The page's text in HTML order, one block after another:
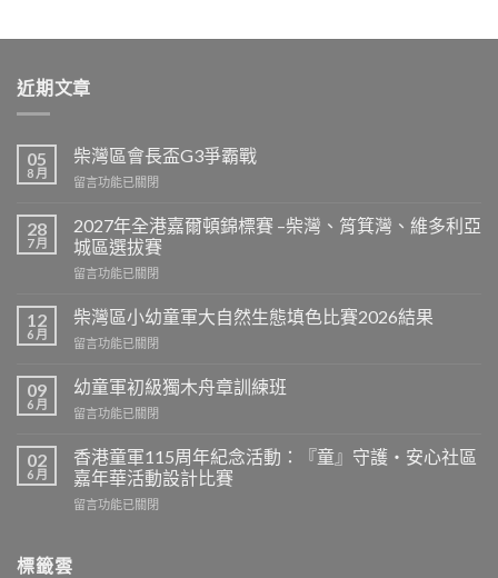
近期文章
05
8 月
柴灣區會長盃G3爭霸戰
在
灣
區
會
長
G3
霸
中
留言功能已關閉
28
7 月
2027年全港嘉爾頓錦標賽 –柴灣、筲箕灣、維多利亞
城區選拔賽
在
年
全
港
爾
頓
錦
賽
–
柴
留言功能已關閉
12
6 月
柴灣區小幼童軍大自然生態填色比賽2026結果
在
灣
區
小
童
軍
自
留言功能已關閉
09
6 月
幼童軍初級獨木舟章訓練班
在
童
軍
初
級
留言功能已關閉
02
6 月
香港童軍115周年紀念活動：『童』守護‧安心社區
嘉年華活動設計比賽
在
留言功能已關閉
標籤雲